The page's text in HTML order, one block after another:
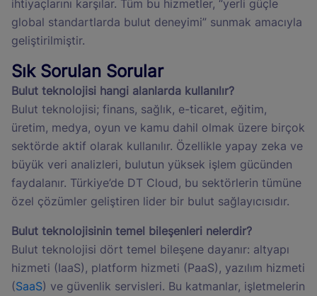
ihtiyaçlarını karşılar. Tüm bu hizmetler, “yerli güçle
global standartlarda bulut deneyimi” sunmak amacıyla
geliştirilmiştir.
Sık Sorulan Sorular
Bulut teknolojisi hangi alanlarda kullanılır?
Bulut teknolojisi; finans, sağlık, e-ticaret, eğitim,
üretim, medya, oyun ve kamu dahil olmak üzere birçok
sektörde aktif olarak kullanılır. Özellikle yapay zeka ve
büyük veri analizleri, bulutun yüksek işlem gücünden
faydalanır. Türkiye’de DT Cloud, bu sektörlerin tümüne
özel çözümler geliştiren lider bir bulut sağlayıcısıdır.
Bulut teknolojisinin temel bileşenleri nelerdir?
Bulut teknolojisi dört temel bileşene dayanır: altyapı
hizmeti (IaaS), platform hizmeti (PaaS), yazılım hizmeti
(SaaS) ve güvenlik servisleri. Bu katmanlar, işletmelerin